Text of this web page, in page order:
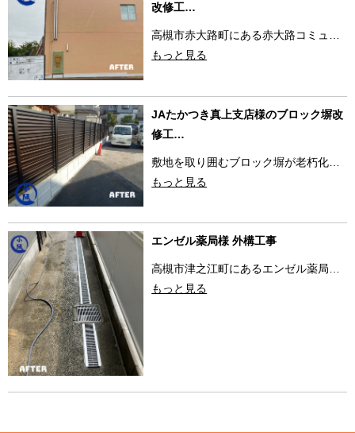
改修工…
高槻市赤大路町にある赤大路コミュ…
もっと見る
JAたかつき真上支店様のブロック塀改
修工…
敷地を取り囲むブロック塀が老朽化…
もっと見る
エンゼル薬局様 外構工事
高槻市津之江町にあるエンゼル薬局…
もっと見る